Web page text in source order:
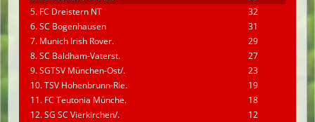
5. FC Dreistern NT
32
6. SC Bogenhausen
31
7. Munich Irish Rover.
29
8. SC Baldham-Vaterst.
27
9. SGTSV München-Ost/.
23
10. TSV Hohenbrunn-Rie.
19
11. FC Teutonia Münche.
18
12. SG SC Vierkirchen/.
12